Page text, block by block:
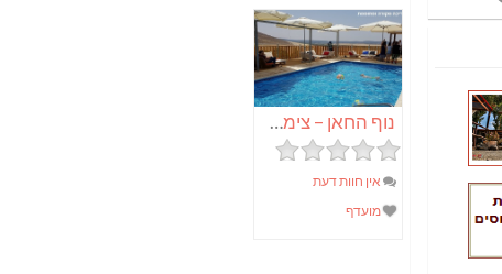
נוף החאן – צימרים בירושלים
אין חוות דעת
מועדף